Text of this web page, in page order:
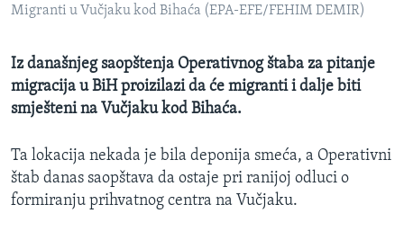
Migranti u Vučjaku kod Bihaća (EPA-EFE/FEHIM DEMIR)
Iz današnjeg saopštenja Operativnog štaba za pitanje
migracija u BiH proizilazi da će migranti i dalje biti
smješteni na Vučjaku kod Bihaća.
Ta lokacija nekada je bila deponija smeća, a Operativni
štab danas saopštava da ostaje pri ranijoj odluci o
formiranju prihvatnog centra na Vučjaku.